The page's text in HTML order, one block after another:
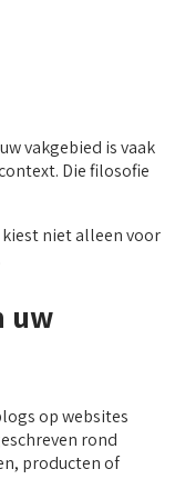
vakgebied is vaak
Die filosofie
niet alleen voor
uw
op websites
rond
producten of